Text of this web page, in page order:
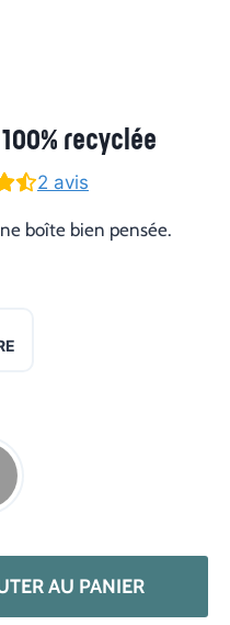
recyclée
2 avis
boîte bien pensée.
AU PANIER